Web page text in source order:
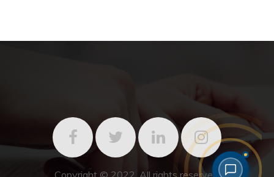
Copyright © 2022. All rights reserved.